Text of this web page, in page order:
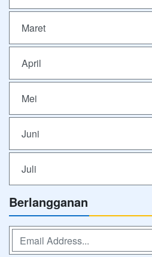
Maret
April
Mei
Juni
Juli
Berlangganan